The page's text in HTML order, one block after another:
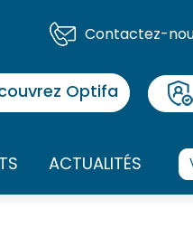
Contactez-
Optifa
ACTUALITÉS